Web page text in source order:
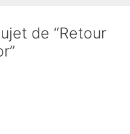
de “Retour